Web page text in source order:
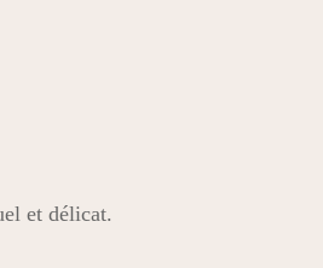
et délicat.